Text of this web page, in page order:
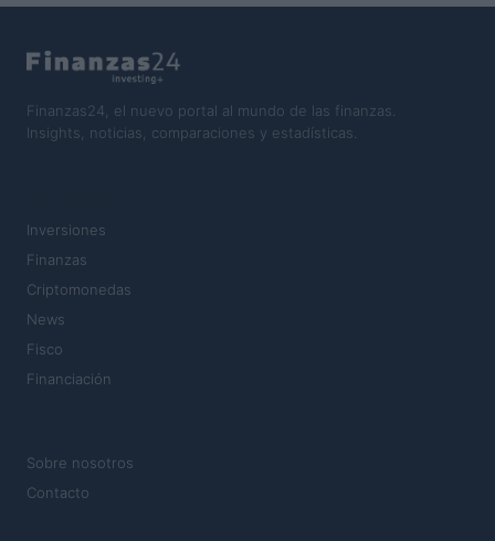
Finanzas24, el nuevo portal al mundo de las finanzas.
Insights, noticias, comparaciones y estadísticas.
Inversiones
Finanzas
Criptomonedas
News
Fisco
Financiación
Sobre nosotros
Contacto